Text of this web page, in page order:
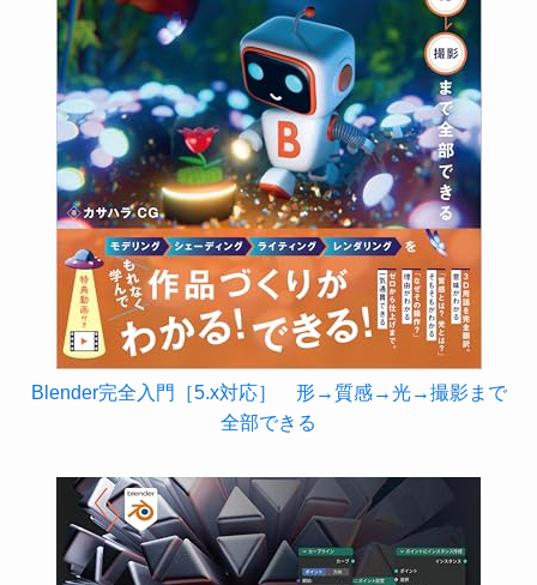
Blender完全入門［5.x対応］ 形→質感→光→撮影まで
全部できる